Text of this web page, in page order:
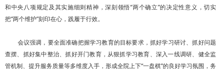
和中央八项规定及其实施细则精神，深刻领悟“两个确立”的决定性意义，切实
把“两个维护”刻印在心，践履于行效。
会议强调，要全面准确把握学习教育的目标要求，抓好学习研讨、抓好问题
查摆、抓好集中整治、抓好开门教育，从狠抓学习教育、深入一线调研、健全监
管机制、提升服务质量等多维度入手，形成全院上下“一盘棋”的良好学习氛围，务